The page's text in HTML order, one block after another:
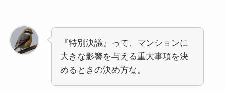
『特別決議』って、マンションに
大きな影響を与える重大事項を決
めるときの決め方な。